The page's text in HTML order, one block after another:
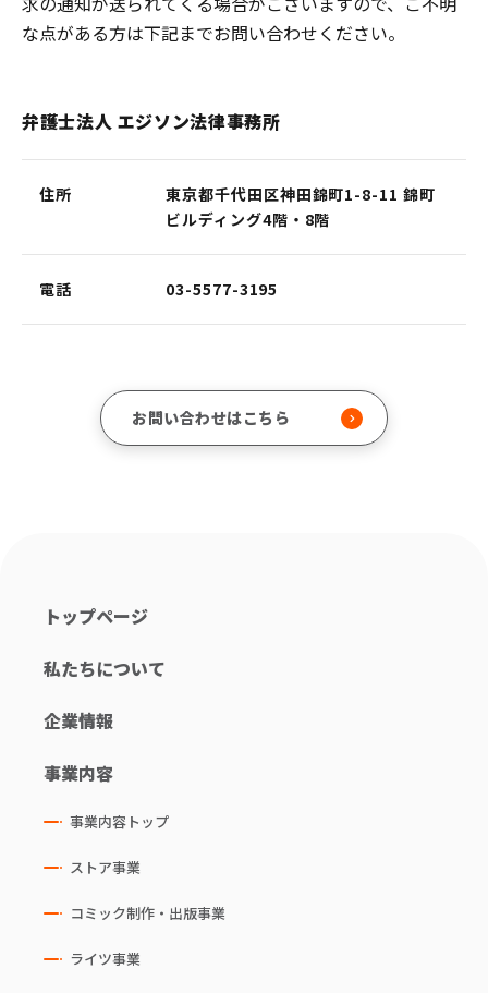
な点がある方は下記までお問い合わせください。
弁護士法人 エジソン法律事務所
住所
東京都千代田区神田錦町1-8-11 錦町
ビルディング4階・8階
電話 03-5577-3195
お問い合わせはこちら
トップページ
私たちについて
企業情報
事業内容
事業内容トップ
ストア事業
コミック制作・出版事業
ライツ事業